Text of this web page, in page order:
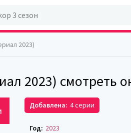
2023)
2023) смотреть
Добавлена: 4 серии
Год: 2023